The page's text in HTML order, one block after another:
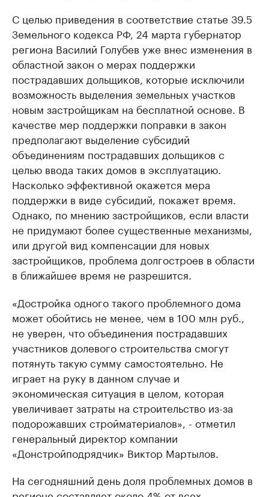
С целью приведения в соответствие статье 39.5
Земельного кодекса РФ, 24 марта губернатор
региона Василий Голубев уже внес изменения в
областной закон о мерах поддержки
пострадавших дольщиков, которые исключили
возможность выделения земельных участков
новым застройщикам на бесплатной основе. В
качестве мер поддержки поправки в закон
предполагают выделение субсидий
объединениям пострадавших дольщиков с
целью ввода таких домов в эксплуатацию.
Насколько эффективной окажется мера
поддержки в виде субсидий, покажет время.
Однако, по мнению застройщиков, если власти
не придумают более существенные механизмы,
или другой вид компенсации для новых
застройщиков, проблема долгостроев в области
в ближайшее время не разрешится.
«Достройка одного такого проблемного дома
может обойтись не менее, чем в 100 млн руб.,
не уверен, что объединения пострадавших
участников долевого строительства смогут
потянуть такую сумму самостоятельно. Не
играет на руку в данном случае и
экономическая ситуация в целом, которая
увеличивает затраты на строительство из-за
подорожавших стройматериалов», - отметил
генеральный директор компании
«Донстройподрядчик» Виктор Мартылов.
На сегодняшний день доля проблемных домов в